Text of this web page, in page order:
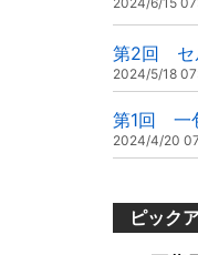
第2回 セ
2024/5/18
第1回 一
2024/4/20
ピック